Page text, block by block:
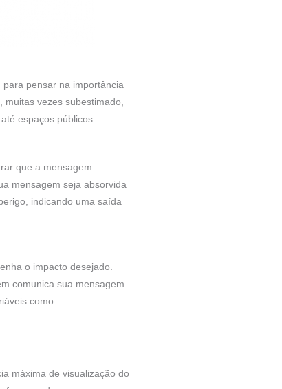
pensar na importância
vezes subestimado,
espaços públicos.
que a mensagem
mensagem seja absorvida
indicando uma saída
o impacto desejado.
comunica sua mensagem
como
máxima de visualização do